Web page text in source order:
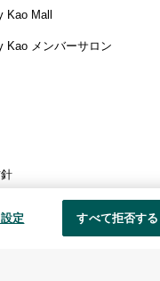
Kao Mall
Kao メンバーサロン
定
すべて拒否する